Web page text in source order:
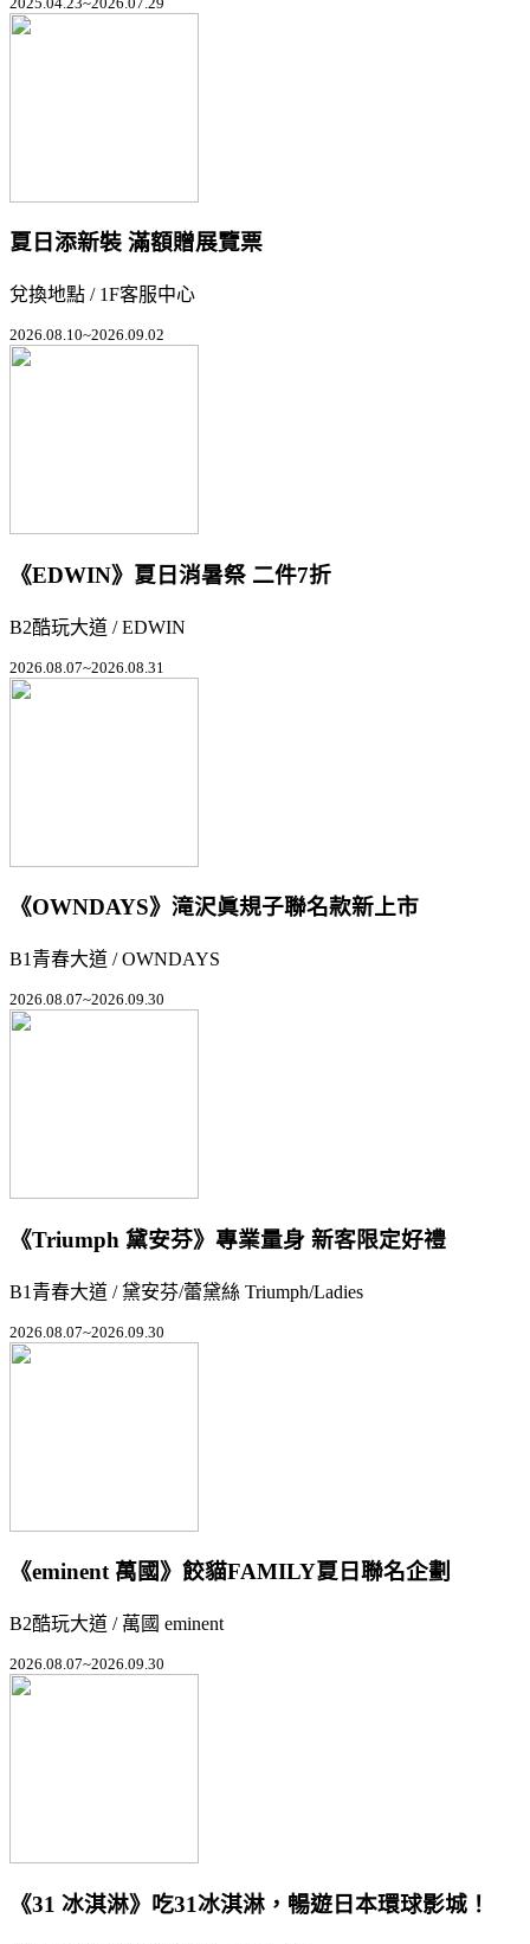
夏日添新裝 滿額贈展覽票
兌換地點 / 1F客服中心
2026.08.10~2026.09.02
《EDWIN》夏日消暑祭 二件7折
B2酷玩大道 / EDWIN
2026.08.07~2026.08.31
《OWNDAYS》滝沢眞規子聯名款新上市
B1青春大道 / OWNDAYS
2026.08.07~2026.09.30
《Triumph 黛安芬》專業量身 新客限定好禮
B1青春大道 / 黛安芬/蕾黛絲 Triumph/Ladies
2026.08.07~2026.09.30
《eminent 萬國》餃貓FAMILY夏日聯名企劃
B2酷玩大道 / 萬國 eminent
2026.08.07~2026.09.30
《31 冰淇淋》吃31冰淇淋，暢遊日本環球影城！